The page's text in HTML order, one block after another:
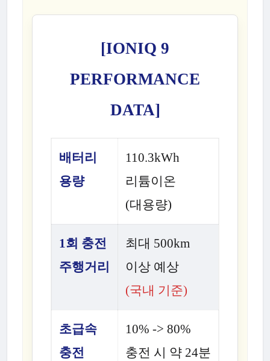
[IONIQ 9
PERFORMANCE
DATA]
배터리
용량
110.3kWh
리튬이온
(대용량)
1회 충전
주행거리
최대 500km
이상 예상
(국내 기준)
초급속
충전
10% -> 80%
충전 시 약 24분